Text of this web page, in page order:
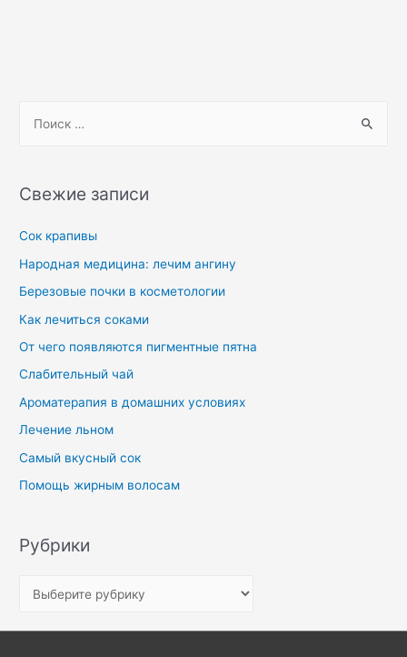
Свежие записи
Сок крапивы
Народная медицина: лечим ангину
Березовые почки в косметологии
Как лечиться соками
От чего появляются пигментные пятна
Слабительный чай
Ароматерапия в домашних условиях
Лечение льном
Самый вкусный сок
Помощь жирным волосам
Рубрики